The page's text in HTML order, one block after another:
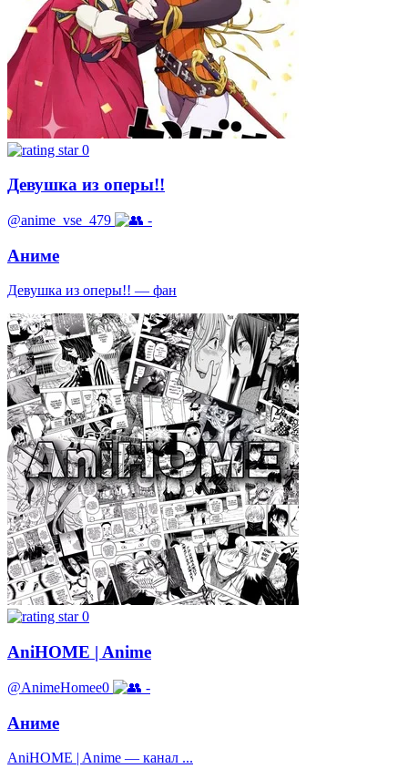
0
Девушка из оперы!!
@anime_vse_479 -
Аниме
Девушка из оперы!! — фан
0
AniHOME | Anime
@AnimeHomee0 -
Аниме
AniHOME | Anime — канал ...